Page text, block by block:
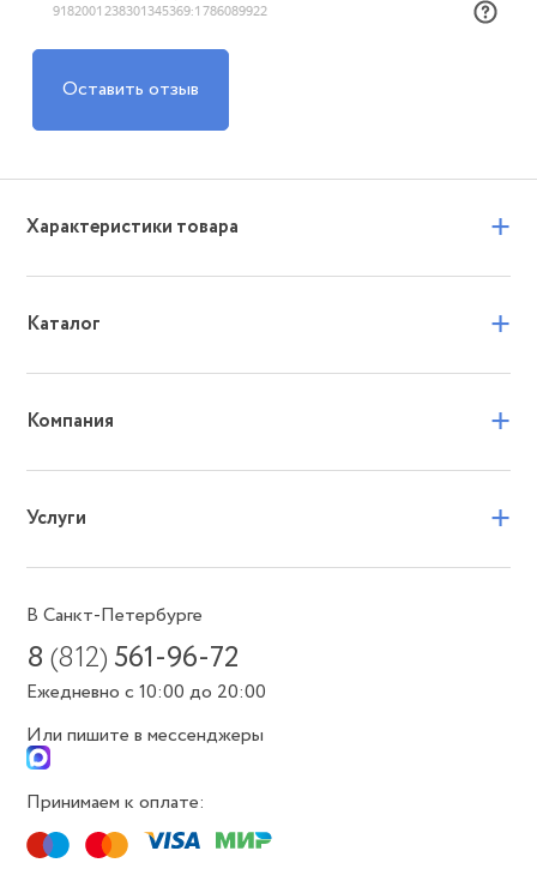
Оставить отзыв
Характеристики товара +
Каталог +
Компания +
Услуги +
В Санкт-Петербурге
8(812) 561-96-72
Ежедневно с 10:00 до 20:00
Или пишите в мессенджеры
Принимаем к оплате: